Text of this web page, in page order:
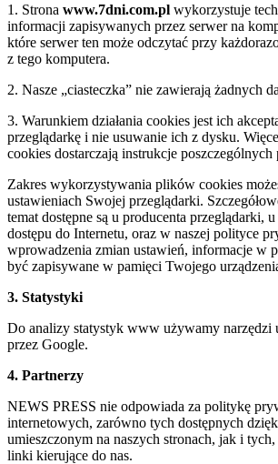
1. Strona www.7dni.com.pl wykorzystuje
informacji zapisywanych przez serwer na
które serwer ten może odczytać przy
z tego komputera.
2. Nasze „ciasteczka” nie zawierają żadnych
3. Warunkiem działania cookies jest ich
przeglądarkę i nie usuwanie ich z dysku.
cookies dostarczają instrukcje poszczególnych
Zakres wykorzystywania plików cookies
ustawieniach Swojej przeglądarki.
temat dostępne są u producenta przeglądarki,
dostępu do Internetu, oraz w naszej polityce
wprowadzenia zmian ustawień, informacje w
być zapisywane w pamięci Twojego
3. Statystyki
Do analizy statystyk www używamy narzędzi
przez Google.
4. Partnerzy
NEWS PRESS nie odpowiada za politykę
internetowych, zarówno tych dostępnych
umieszczonym na naszych stronach, jak i
linki kierujące do nas.